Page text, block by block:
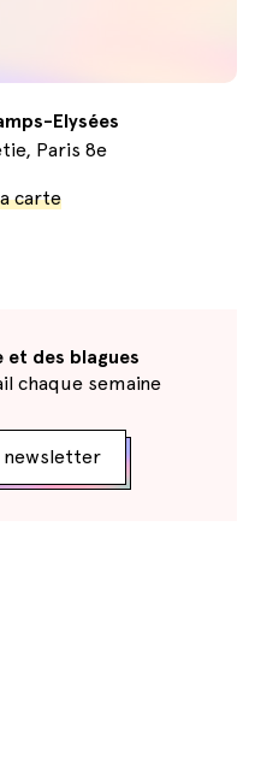
Elysées
Paris 8e
carte
et des blagues
chaque semaine
newsletter